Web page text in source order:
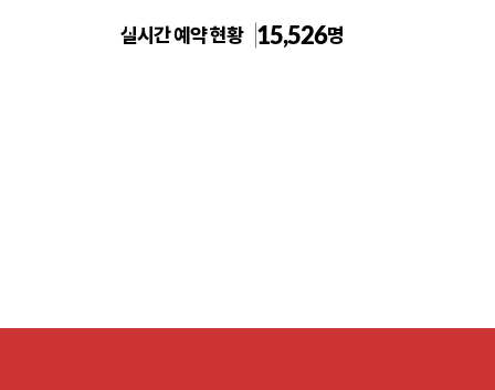
실시간 예약 현황 15,526명